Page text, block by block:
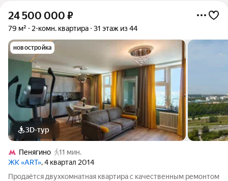
24 500 000 ₽
79 м² 2-комн. квартира 31 этаж из 44
новостройка
3D-тур
Пенягино
11 мин.
ЖК «ART», 4 квартал 2014
Продаётся двухкомнатная квартира с качественным ремонтом